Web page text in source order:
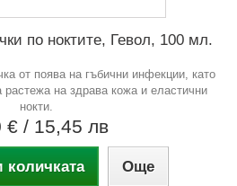
по ноктите, Гевол, 100 мл.
от поява на гъбични инфекции, като
растежа на здрава кожа и еластични
нокти.
€ / 15,45 лв
Още